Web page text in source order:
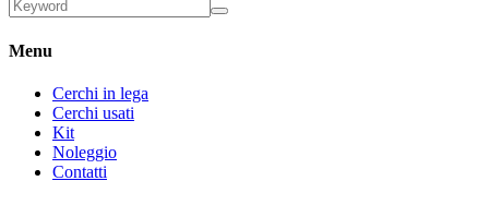
Menu
Cerchi in lega
Cerchi usati
Kit
Noleggio
Contatti